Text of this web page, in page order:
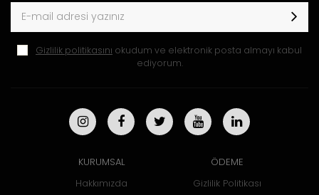
Gizlilik politikasını okudum ve elektronik posta almayı kabul
ediyorum.
KURUMSAL
Hakkımızda
ÖDEME
Gizlilik Politikası